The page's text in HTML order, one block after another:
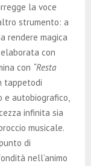
la voce
strumento: a
rendere magica
con
con “Resta
tappetodi
e autobiografico,
infinita sia
musicale.
di
nell’animo